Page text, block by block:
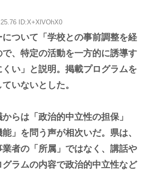
ID:X+XlVOhX0
について「学校との事前調整を経
、特定の活動を一方的に誘導す
い」と説明。掲載プログラムを
いないとした。
らは「政治的中立性の担保」
能」を問う声が相次いだ。県は、
者の「所属」ではなく、講話や
ラムの内容で政治的中立性など